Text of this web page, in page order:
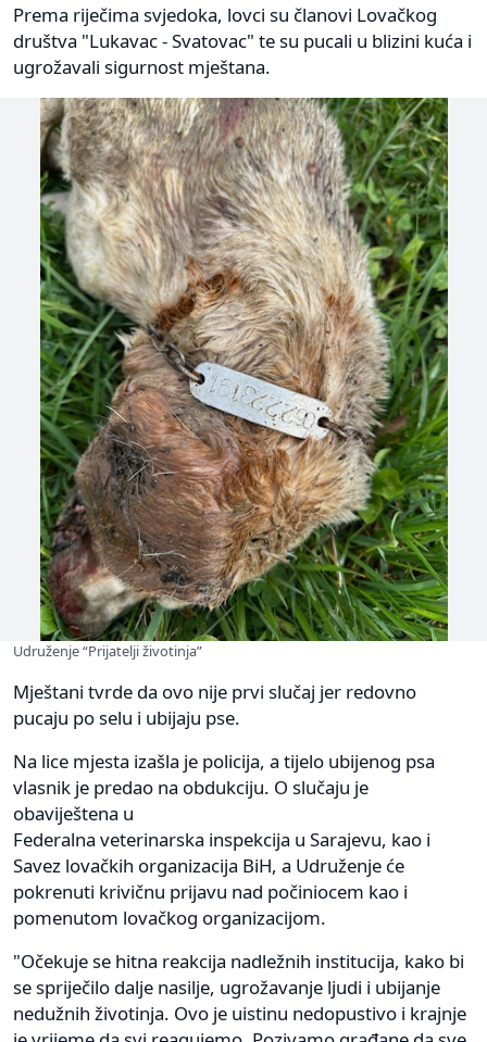
Prema riječima svjedoka, lovci su članovi Lovačkog
društva "Lukavac - Svatovac" te su pucali u blizini kuća i
ugrožavali sigurnost mještana.
Udruženje “Prijatelji životinja”
Mještani tvrde da ovo nije prvi slučaj jer redovno
pucaju po selu i ubijaju pse.
Na lice mjesta izašla je policija, a tijelo ubijenog psa
vlasnik je predao na obdukciju. O slučaju je
obaviještena u
Federalna veterinarska inspekcija u Sarajevu, kao i
Savez lovačkih organizacija BiH, a Udruženje će
pokrenuti krivičnu prijavu nad počiniocem kao i
pomenutom lovačkog organizacijom.
"Očekuje se hitna reakcija nadležnih institucija, kako bi
se spriječilo dalje nasilje, ugrožavanje ljudi i ubijanje
nedužnih životinja. Ovo je uistinu nedopustivo i krajnje